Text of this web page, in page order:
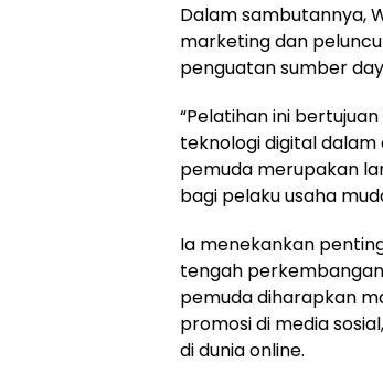
Dalam sambutannya,
marketing dan
penguatan sumber
“Pelatihan ini
teknologi digital dalam
pemuda merupakan
bagi pelaku usaha
Ia menekankan
tengah
pemuda diharapkan
promosi di media
di dunia online.